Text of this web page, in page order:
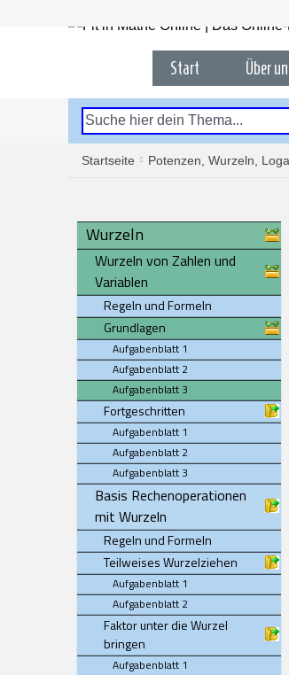
Start Über
Startseite Potenzen, Wurzeln,
Wurzeln
Wurzeln von Zahlen und
Variablen
Regeln und Formeln
Grundlagen
Aufgabenblatt 1
Aufgabenblatt 2
Aufgabenblatt 3
Fortgeschritten
Aufgabenblatt 1
Aufgabenblatt 2
Aufgabenblatt 3
Basis Rechenoperationen
mit Wurzeln
Regeln und Formeln
Teilweises Wurzelziehen
Aufgabenblatt 1
Aufgabenblatt 2
Faktor unter die Wurzel
bringen
Aufgabenblatt 1